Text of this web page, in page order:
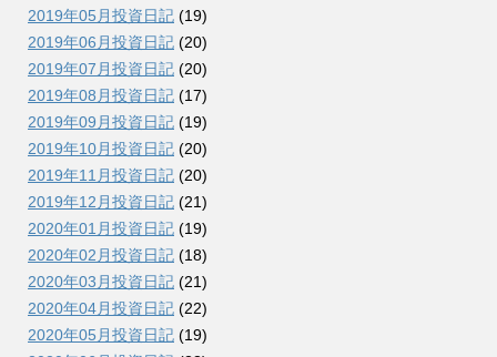
2019年05月投資日記 (19)
2019年06月投資日記 (20)
2019年07月投資日記 (20)
2019年08月投資日記 (17)
2019年09月投資日記 (19)
2019年10月投資日記 (20)
2019年11月投資日記 (20)
2019年12月投資日記 (21)
2020年01月投資日記 (19)
2020年02月投資日記 (18)
2020年03月投資日記 (21)
2020年04月投資日記 (22)
2020年05月投資日記 (19)